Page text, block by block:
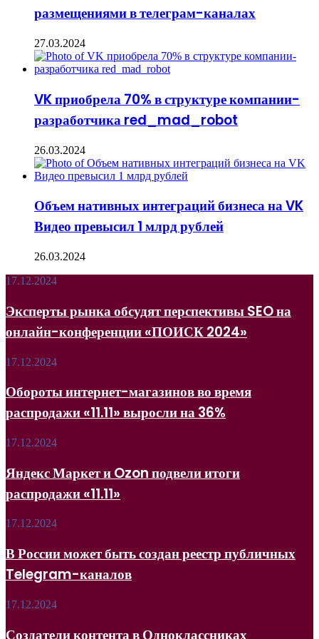
размещениями в телеграм-каналах
27.03.2024
VK приобрела 70% в структуре компании-
разработчика red_mad_robot
26.03.2024
Объем нативных интеграций бизнеса на VK
Видео превысил 1 млрд рублей
26.03.2024
Эксперты
обсудят
перспективы
SEO
онлайн-
конференции
2024»
17.12.2024
Эксперты рынка обсудят перспективы SEO на
онлайн-конференции «ПОИСК 2024»
Обороты
магазинов
во
время
«11.11»
36%
17.12.2024
Обороты интернет-магазинов во время
распродажи «11.11» выросли на 36%
Яндекс
и
Ozon
подвели
распродажи
17.12.2024
Яндекс Маркет и Ozon подвели итоги
распродажи «11.11»
В
может
быть
создан
реестр
публичных
Telegram-
17.12.2024
В России может быть создан реестр публичных
Telegram-каналов
Создатели
в
17.12.2024
Создатели контента в Одноклассниках